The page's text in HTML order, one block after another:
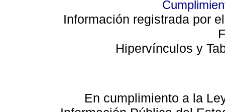
Información registrada por
Hipervínculos y
En cumplimiento a la